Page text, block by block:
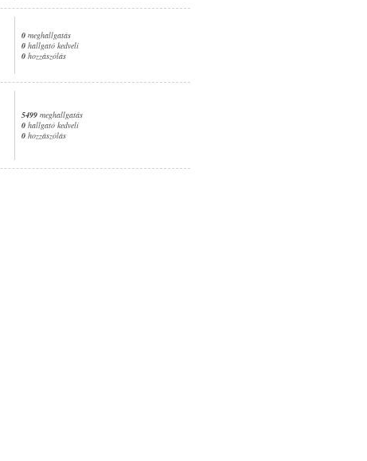
0 meghallgatás
0 hallgató kedveli
0 hozzászólás
5499 meghallgatás
0 hallgató kedveli
0 hozzászólás